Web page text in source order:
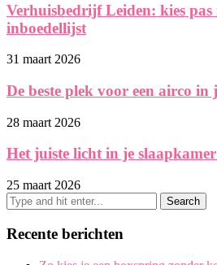
Verhuisbedrijf Leiden: kies pas
inboedellijst
31 maart 2026
De beste plek voor een airco in
28 maart 2026
Het juiste licht in je
25 maart 2026
Recente berichten